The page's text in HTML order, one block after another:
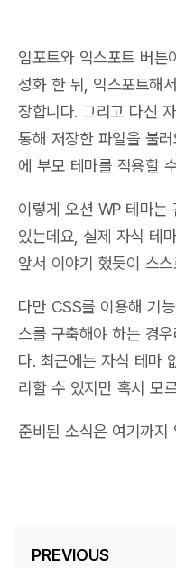
임포트와 익스포트 버튼
성화 한 뒤, 익스포트해
장합니다. 그리고 다신
통해 저장한 파일을 불
에 부모 테마를 적용할
이렇게 오션 WP 테마는
있는데요, 실제 자식 테
앞서 이야기 했듯이 스
다만 CSS를 이용해 기
스를 구축해야 하는 경
다. 최근에는 자식 테마
리할 수 있지만 혹시 모
준비된 소식은 여기까지
PREVIOUS